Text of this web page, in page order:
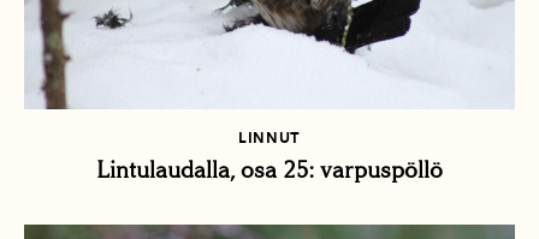
LINNUT
Lintulaudalla, osa 25: varpuspöllö